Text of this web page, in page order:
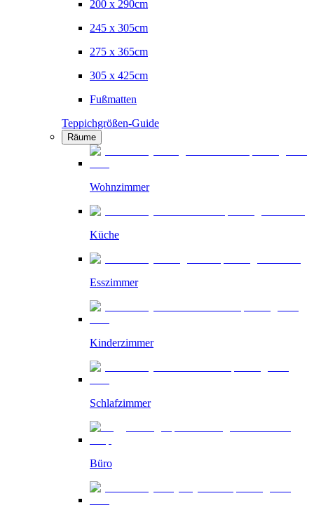
200 x 290cm
245 x 305cm
275 x 365cm
305 x 425cm
Fußmatten
Teppichgrößen-Guide
Räume
Wohnzimmer
Küche
Esszimmer
Kinderzimmer
Schlafzimmer
Büro